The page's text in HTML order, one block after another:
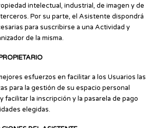
intelectual, industrial, de imagen y de
Por su parte, el Asistente dispondrá
para suscribirse a una Actividad y
de la misma.
esfuerzos en facilitar a los Usuarios las
para la gestión de su espacio personal
facilitar la inscripción y la pasarela de pago
elegidas.